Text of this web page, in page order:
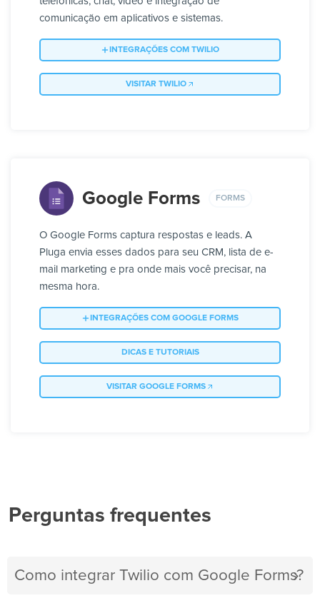
comunicação em aplicativos e sistemas.
INTEGRAÇÕES COM TWILIO
VISITAR TWILIO
Google Forms FORMS
O Google Forms captura respostas e leads. A
Pluga envia esses dados para seu CRM, lista de e-
mail marketing e pra onde mais você precisar, na
mesma hora.
INTEGRAÇÕES COM GOOGLE FORMS
DICAS E TUTORIAIS
VISITAR GOOGLE FORMS
Perguntas frequentes
Como integrar Twilio com Google Forms?